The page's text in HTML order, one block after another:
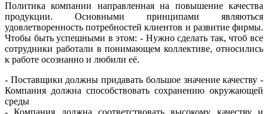
Политика компании направленная на повышение качества
продукции. Основными принципами являються
удовлетворенность потребностей клиентов и развитие фирмы.
Чтобы быть успешными в этом: - Нужно сделать так, чтоб все
сотрудники работали в понимающем коллективе, относились
к работе осознанно и любили её.
- Поставщики должны придавать большое значение качеству -
Компания должна способствовать сохранению окружающей
среды
- Компания должна соответствовать высокому качеству и